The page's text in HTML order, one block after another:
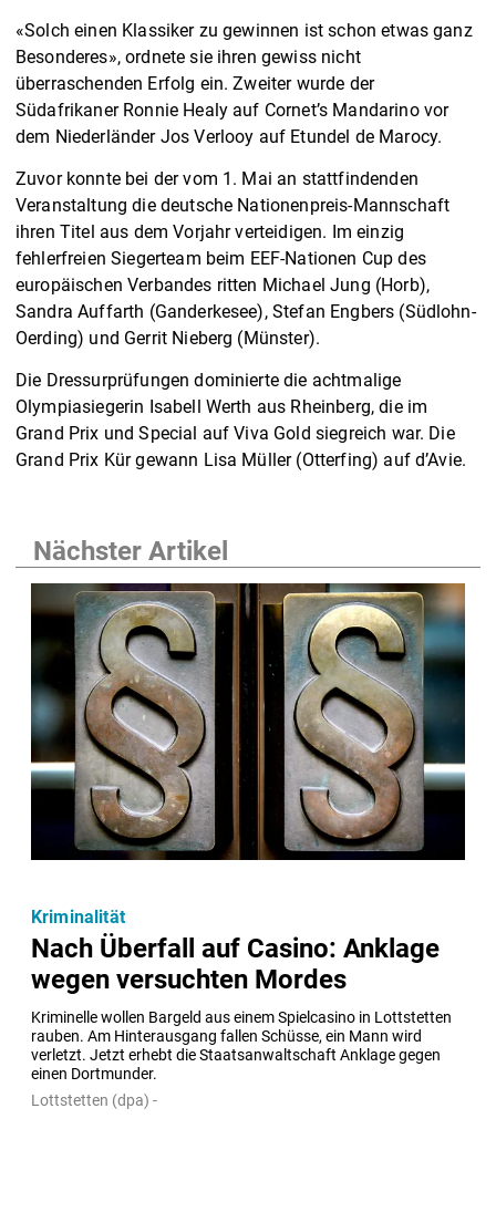
«Solch einen Klassiker zu gewinnen ist schon etwas ganz
Besonderes», ordnete sie ihren gewiss nicht
überraschenden Erfolg ein. Zweiter wurde der
Südafrikaner Ronnie Healy auf Cornet’s Mandarino vor
dem Niederländer Jos Verlooy auf Etundel de Marocy.
Zuvor konnte bei der vom 1. Mai an stattfindenden
Veranstaltung die deutsche Nationenpreis-Mannschaft
ihren Titel aus dem Vorjahr verteidigen. Im einzig
fehlerfreien Siegerteam beim EEF-Nationen Cup des
europäischen Verbandes ritten Michael Jung (Horb),
Sandra Auffarth (Ganderkesee), Stefan Engbers (Südlohn-
Oerding) und Gerrit Nieberg (Münster).
Die Dressurprüfungen dominierte die achtmalige
Olympiasiegerin Isabell Werth aus Rheinberg, die im
Grand Prix und Special auf Viva Gold siegreich war. Die
Grand Prix Kür gewann Lisa Müller (Otterfing) auf d’Avie.
Nächster Artikel
Nach Überfall auf Casino: Anklage
wegen versuchten Mordes
Kriminelle wollen Bargeld aus einem Spielcasino in Lottstetten
rauben. Am Hinterausgang fallen Schüsse, ein Mann wird
verletzt. Jetzt erhebt die Staatsanwaltschaft Anklage gegen
einen Dortmunder.
Kriminalität
Lottstetten (dpa) -